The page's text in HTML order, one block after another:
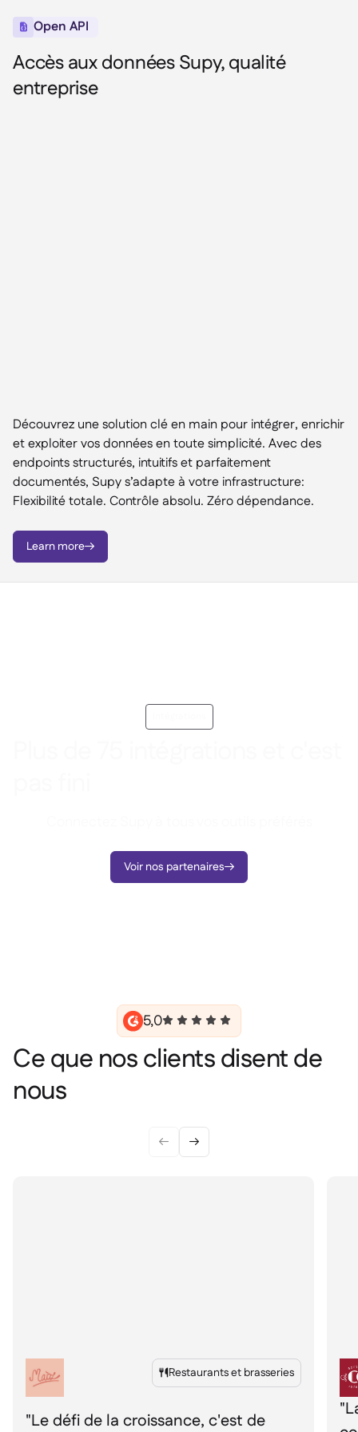
 Open API
Accès aux données Supy, qualité
entreprise
Découvrez une solution clé en main pour intégrer, enrichir
et exploiter vos données en toute simplicité. Avec des
endpoints structurés, intuitifs et parfaitement
documentés, Supy s’adapte à votre infrastructure:
Flexibilité totale. Contrôle absolu. Zéro dépendance.
Learn more
Voir nos partenaires
5,0
Ce que nos clients disent de
nous
 
Restaurants et brasseries
"Le défi de la croissance, c'est de